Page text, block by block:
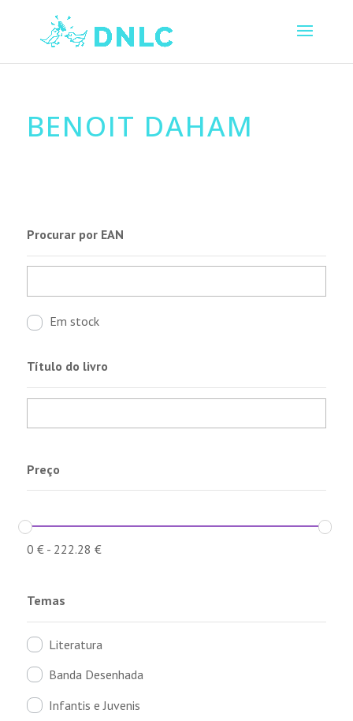
BENOIT DAHAM
Procurar por EAN
Em stock
Título do livro
Preço
0 €- 222.28 €
Temas
Literatura
Banda Desenhada
Infantis e Juvenis